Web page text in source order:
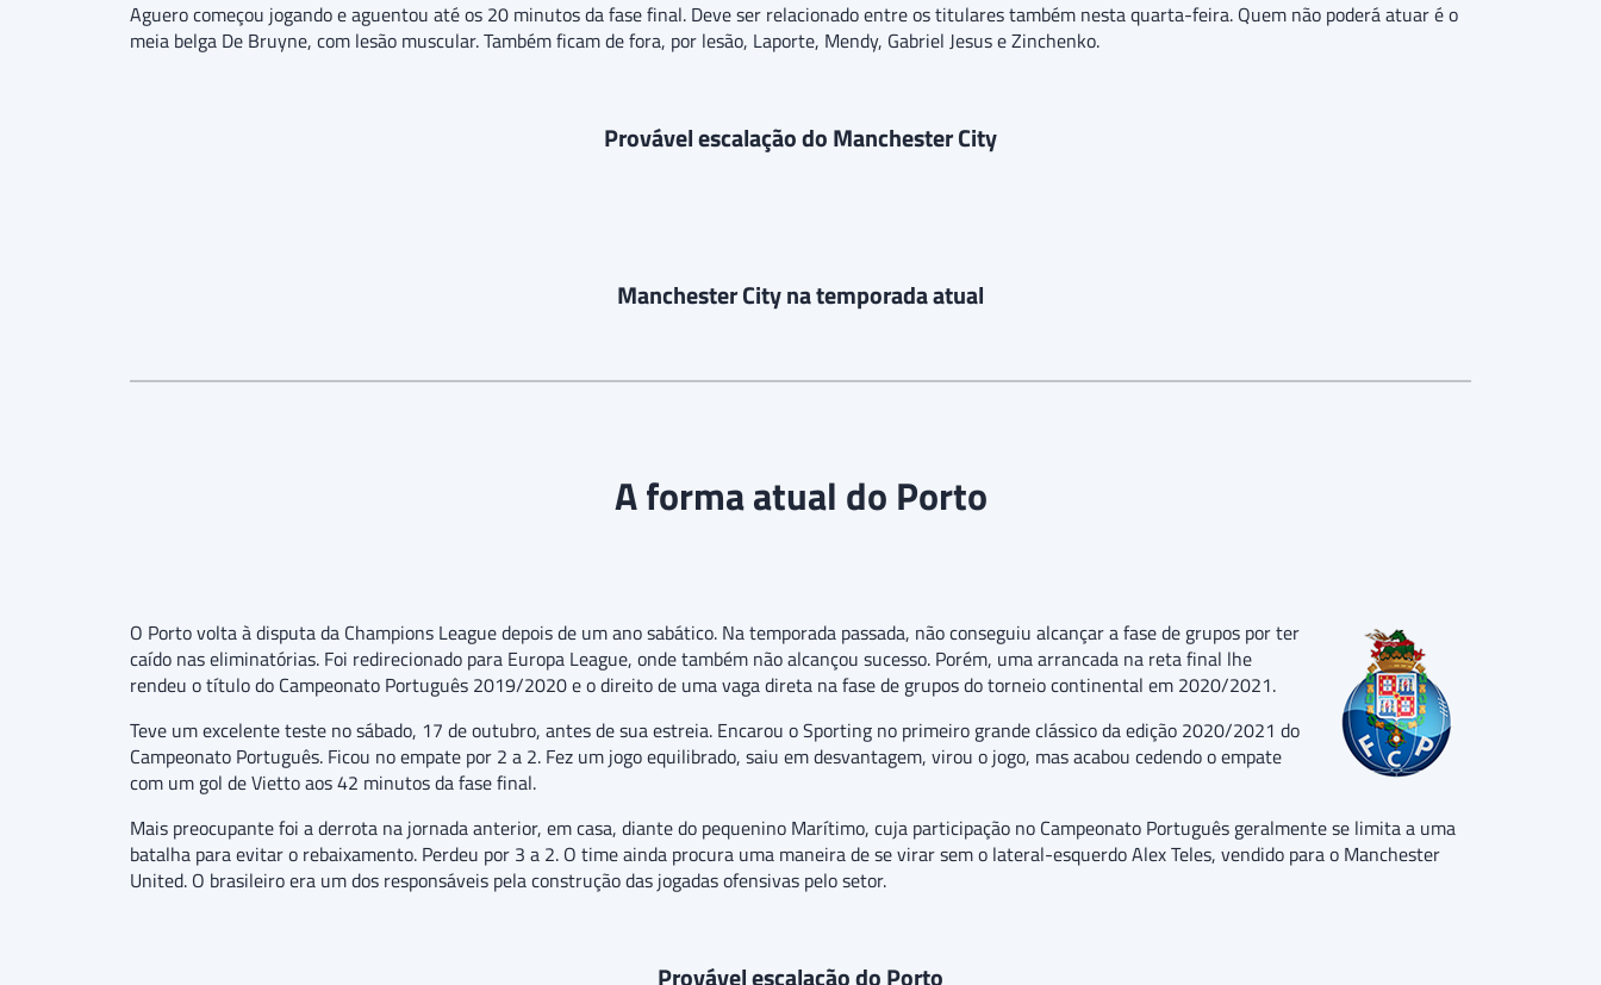
Aguero começou jogando e aguentou até os 20 minutos da fase final. Deve ser relacionado entre os titulares também nesta quarta-feira. Quem não poderá atuar é o
meia belga De Bruyne, com lesão muscular. Também ficam de fora, por lesão, Laporte, Mendy, Gabriel Jesus e Zinchenko.
Provável escalação do Manchester City
Manchester City na temporada atual
A forma atual do Porto
O Porto volta à disputa da Champions League depois de um ano sabático. Na temporada passada, não conseguiu alcançar a fase de grupos por ter
caído nas eliminatórias. Foi redirecionado para Europa League, onde também não alcançou sucesso. Porém, uma arrancada na reta final lhe
rendeu o título do Campeonato Português 2019/2020 e o direito de uma vaga direta na fase de grupos do torneio continental em 2020/2021.
Teve um excelente teste no sábado, 17 de outubro, antes de sua estreia. Encarou o Sporting no primeiro grande clássico da edição 2020/2021 do
Campeonato Português. Ficou no empate por 2 a 2. Fez um jogo equilibrado, saiu em desvantagem, virou o jogo, mas acabou cedendo o empate
com um gol de Vietto aos 42 minutos da fase final.
Mais preocupante foi a derrota na jornada anterior, em casa, diante do pequenino Marítimo, cuja participação no Campeonato Português geralmente se limita a uma
batalha para evitar o rebaixamento. Perdeu por 3 a 2. O time ainda procura uma maneira de se virar sem o lateral-esquerdo Alex Teles, vendido para o Manchester
United. O brasileiro era um dos responsáveis pela construção das jogadas ofensivas pelo setor.